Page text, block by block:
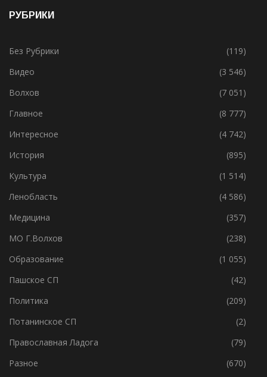
РУБРИКИ
Без Рубрики
(119)
Видео
(3 546)
Волхов
(7 051)
Главное
(8 777)
Интересное
(4 742)
История
(895)
Культура
(1 514)
Ленобласть
(4 586)
Медицина
(357)
МО Г.Волхов
(238)
Образование
(1 055)
Пашское СП
(42)
Политика
(209)
Потанинское СП
(2)
Православная Ладога
(79)
Разное
(670)